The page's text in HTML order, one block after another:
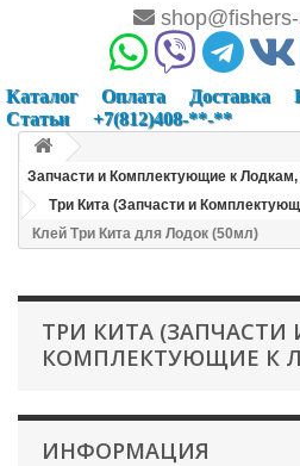
Каталог Оплата Доставка
Статьи
+7(812)408-**-**
Запчасти и Комплектующие к
Три Кита (Запчасти и
Клей Три Кита для Лодок (50мл)
ТРИ КИТА (ЗАПЧАСТИ
КОМПЛЕКТУЮЩИЕ К
ИНФОРМАЦИЯ